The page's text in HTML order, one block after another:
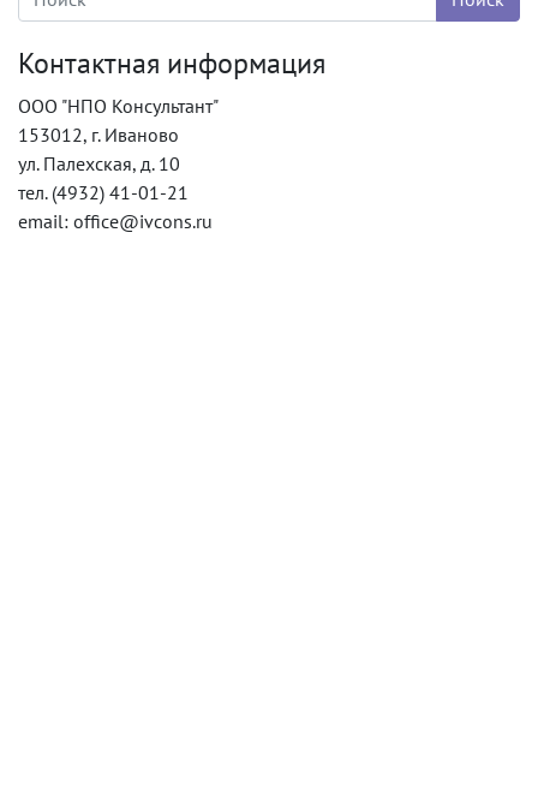
Контактная информация
ООО "НПО Консультант"
153012, г. Иваново
ул. Палехская, д. 10
тел. (4932) 41-01-21
email: office@ivcons.ru